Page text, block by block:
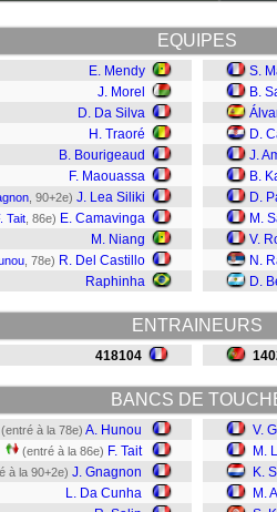
EQUIPES
E. Mendy
J. Morel
D. Da Silva
H. Traoré
B. Bourigeaud
F. Maouassa
, 90+2e) J. Lea Siliki
Tait , 86e) E. Camavinga
M. Niang
, 78e) R. Del Castillo
Raphinha
S.
B.
D.
J.
B.
D.
M.
V.
N.
D.
ENTRAINEURS
418104
BANCS DE
(entré à la 78e) A. Hunou
(entré à la 86e) F. Tait
à la 90+2e) J. Gnagnon
L. Da Cunha
V.
M.
K.
M.